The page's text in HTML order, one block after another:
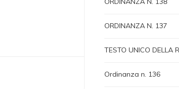
ORDINANZA N. 137
TESTO UNICO DELLA
Ordinanza n. 136